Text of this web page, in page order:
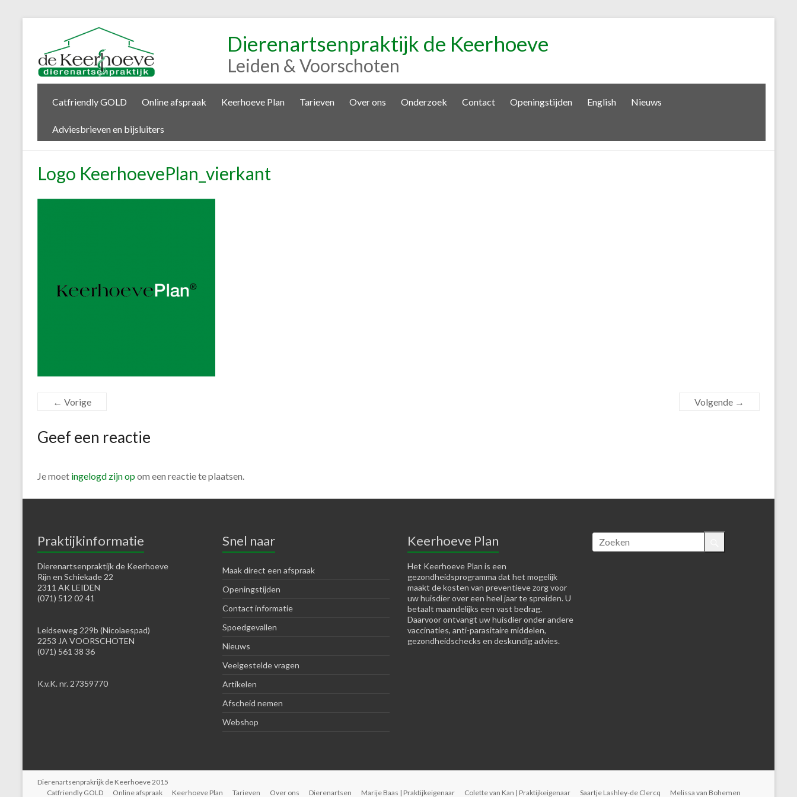
Dierenartsenpraktijk de Keerhoeve
Leiden & Voorschoten
Catfriendly GOLD Online afspraak Keerhoeve Plan Tarieven Over ons Onderzoek Contact Openingstijden English Nieuws
Adviesbrieven en bijsluiters
Logo KeerhoevePlan_vierkant
← Vorige Volgende →
Geef een reactie
Je moet ingelogd zijn opom een reactie te plaatsen.
Praktijkinformatie
Dierenartsenpraktijk de Keerhoeve
Rijn en Schiekade 22
2311 AK LEIDEN
(071) 512 02 41
Leidseweg 229b (Nicolaespad)
2253 JA VOORSCHOTEN
(071) 561 38 36
K.v.K. nr. 27359770
Snel naar
Maak direct een afspraak
Openingstijden
Contact informatie
Spoedgevallen
Nieuws
Veelgestelde vragen
Artikelen
Afscheid nemen
Webshop
Keerhoeve Plan
Het Keerhoeve Plan is een
gezondheidsprogramma dat het mogelijk
maakt de kosten van preventieve zorg voor
uw huisdier over een heel jaar te spreiden. U
betaalt maandelijks een vast bedrag.
Daarvoor ontvangt uw huisdier onder andere
vaccinaties, anti-parasitaire middelen,
gezondheidschecks en deskundig advies.
Dierenartsenprakrijk de Keerhoeve 2015
Catfriendly GOLD
Online afspraak Keerhoeve Plan Tarieven Over ons Dierenartsen Marije Baas | Praktijkeigenaar Colette van Kan | Praktijkeigenaar Saartje Lashley-de Clercq Melissa van Bohemen